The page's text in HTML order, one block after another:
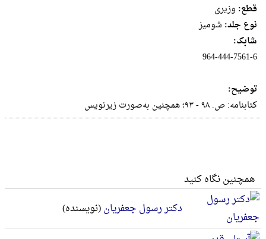
قطع: وزيرى
نوع جلد: شومیز
شابک:
‎964-444-7561-6‬
توضیح:
کتابنامه‌: ص‌. ۹۸ - ۹۳؛ همچنین‌ به‌صورت‌ زیرنویس‌
همچنین نگاه کنید
دکتر رسول جعفریان(نویسنده)